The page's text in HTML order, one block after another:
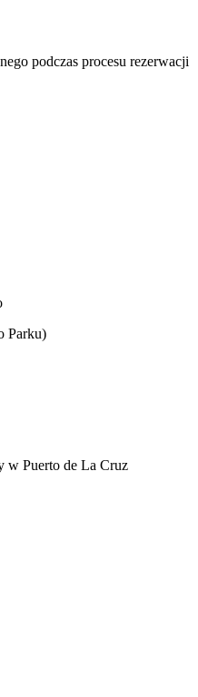
podczas procesu rezerwacji
Parku)
w Puerto de La Cruz